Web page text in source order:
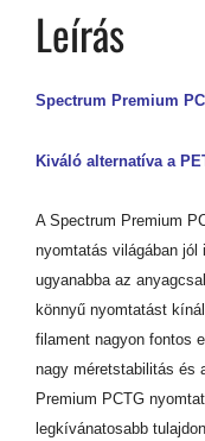
Leírás
Spectrum Premium
Kiváló alternatíva a
A Spectrum Premium
nyomtatás világában jól
ugyanabba az
könnyű nyomtatást
filament nagyon fontos
nagy méretstabilitás és
Premium PCTG
legkívánatosabb